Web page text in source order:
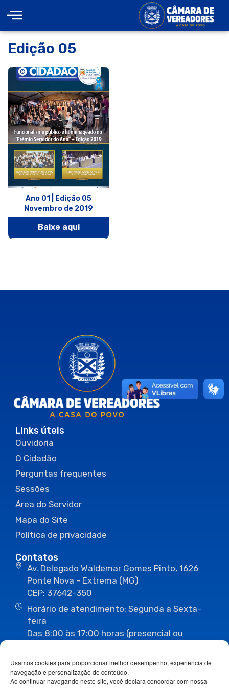
Usamos cookies para proporcionar melhor desempenho, experiência de
navegação e personalização de conteúdo.
Ao continuar navegando neste site, você declara concordar com nossa
Edição 05
Ano 01 | Edição 05
Novembro de 2019
Baixe aqui
Links úteis
Ouvidoria
O Cidadão
Perguntas frequentes
Sessões
Área do Servidor
Mapa do Site
Política de privacidade
Contatos
Av. Delegado Waldemar Gomes Pinto, 1626
Ponte Nova - Extrema (MG)
CEP: 37642-350
Horário de atendimento: Segunda a Sexta-
feira
Das 8:00 às 17:00 horas (presencial ou
(35) 3435-1112 (35) 3435-3063
ouvidoria@camaraextrema.mg.gov.br
imprensa@camaraextrema.mg.gov.br